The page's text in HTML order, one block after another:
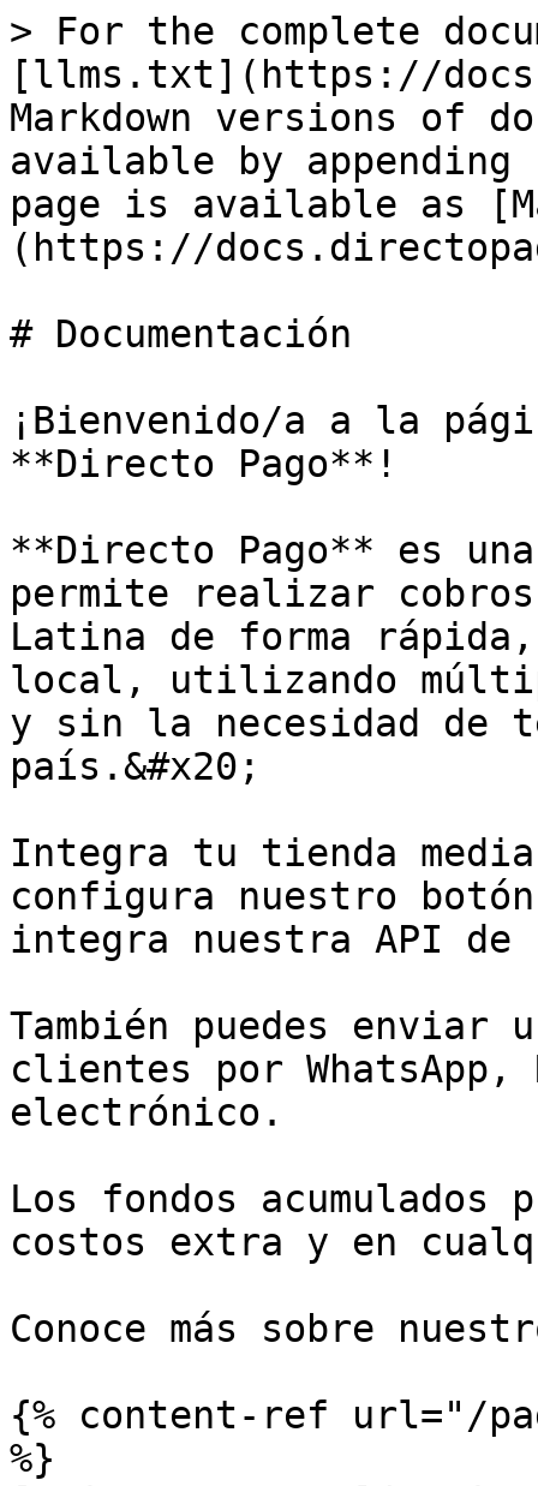
> For the complete
[llms.txt](https://
Markdown versions of
available by
page is available as
(https://
# Documentación
¡Bienvenido/a a la
**Directo Pago**!
**Directo Pago** es
permite realizar
Latina de forma
local, utilizando
y sin la necesidad de
país.&#x20;
Integra tu tienda
configura nuestro
integra nuestra API
También puedes
clientes por
electrónico.
Los fondos
costos extra y en
Conoce más sobre
{% content-ref url="/
%}